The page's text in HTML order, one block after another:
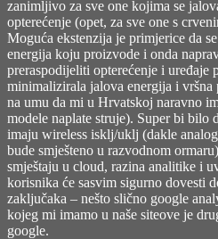
zanimljivo za sve one kojima se
opterećenje (opet, za sve one s
Moguća ekstenzija je primjerice da
energija koju proizvode i onda
preraspodijeliti opterećenje i uređaje
minimalizirala jalova energija i vršna
na umu da mi u Hrvatskoj naravno
modele naplate struje). Super bi bilo
imaju wireless isklj/uklj (dakle
bude smješteno u razvodnom
smještaju u cloud, razina analitike i
korisnika će sasvim sigurno dovesti
zaključaka – nešto slično google
kojeg mi imamo u naše siteove je
google.